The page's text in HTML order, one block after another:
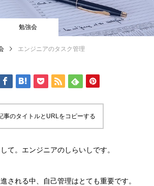
勉強会
エンジニアのタスク管理
事のタイトルとURLをコピーする
て。エンジニアのしらいしです。
される中、自己管理はとても重要です。